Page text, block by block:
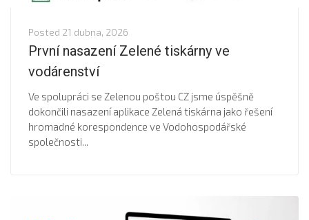
Posted 21 dubna, 2026
První nasazení Zelené tiskárny ve
vodárenství
Ve spolupráci se Zelenou poštou CZ jsme úspěšně
dokončili nasazení aplikace Zelená tiskárna jako řešení
hromadné korespondence ve Vodohospodářské
společnosti...